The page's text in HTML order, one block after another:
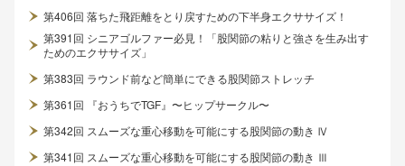
第406回 落ちた飛距離をとり戻すための下半身エクササイズ！
第391回 シニアゴルファー必見！「股関節の粘りと強さを生み出す
ためのエクササイズ」
第383回 ラウンド前など簡単にできる股関節ストレッチ
第361回 『おうちでTGF』〜ヒップサークル〜
第342回 スムーズな重心移動を可能にする股関節の動き Ⅳ
第341回 スムーズな重心移動を可能にする股関節の動き Ⅲ